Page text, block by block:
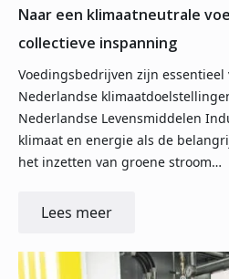
Naar een klimaatneutrale
collectieve inspanning
Voedingsbedrijven zijn
Nederlandse
Nederlandse Levensmiddelen
klimaat en energie als de
het inzetten van groene stroom…
Lees meer